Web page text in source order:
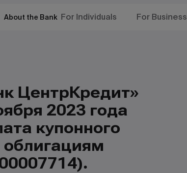
About the Bank For Individuals For Business
ЦентрКредит»
2023 года
купонного